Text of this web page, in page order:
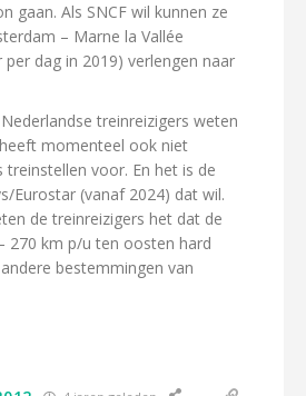
gaan. Als SNCF wil kunnen ze
– Marne la Vallée
per dag in 2019) verlengen naar
treinreizigers weten
heeft momenteel ook niet
treinstellen voor. En het is de
Eurostar (vanaf 2024) dat wil.
de treinreizigers het dat de
270 km p/u ten oosten hard
bestemmingen van